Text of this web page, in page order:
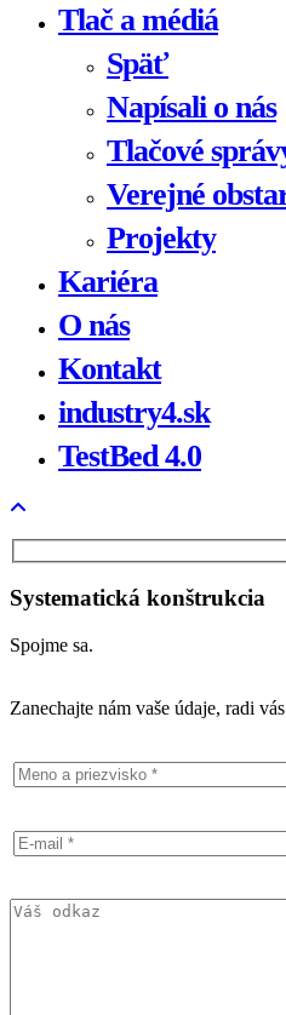
Tlač a médiá
Späť
Napísali o nás
Tlačové
Verejné
Projekty
Kariéra
O nás
Kontakt
industry4.sk
TestBed 4.0
Systematická konštrukcia
Spojme sa.
Zanechajte nám vaše údaje, radi